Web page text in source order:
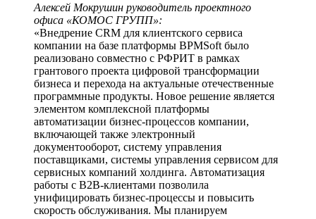
Алексей Мокрушин руководитель проектного
офиса «КОМОС ГРУПП»:
Внедрение CRM для клиентского сервиса
компании на базе платформы BPMSoft было
реализовано совместно с РФРИТ в рамках
грантового проекта цифровой трансформации
бизнеса и перехода на актуальные отечественные
программные продукты. Новое решение является
элементом комплексной платформы
автоматизации бизнес-процессов компании,
включающей также электронный
документооборот, систему управления
поставщиками, системы управления сервисом для
сервисных компаний холдинга. Автоматизация
работы с B2B-клиентами позволила
унифицировать бизнес-процессы и повысить
скорость обслуживания. Мы планируем